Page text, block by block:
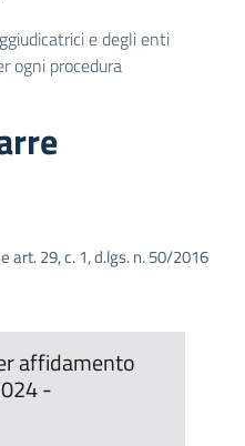
e degli enti
ogni procedura
art. 29, c. 1, d.lgs. n. 50/2016
affidamento
-